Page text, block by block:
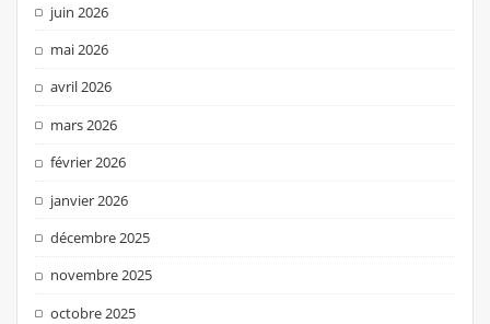
juin 2026
mai 2026
avril 2026
mars 2026
février 2026
janvier 2026
décembre 2025
novembre 2025
octobre 2025